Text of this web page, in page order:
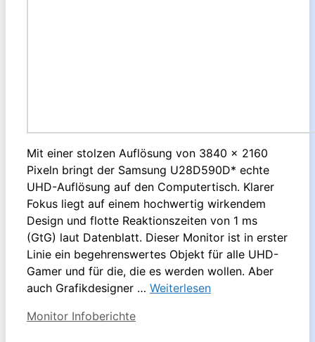
Mit einer stolzen Auflösung von 3840 x 2160
Pixeln bringt der Samsung U28D590D* echte
UHD-Auflösung auf den Computertisch. Klarer
Fokus liegt auf einem hochwertig wirkendem
Design und flotte Reaktionszeiten von 1 ms
(GtG) laut Datenblatt. Dieser Monitor ist in erster
Linie ein begehrenswertes Objekt für alle UHD-
Gamer und für die, die es werden wollen. Aber
auch Grafikdesigner … Weiterlesen
Kategorien
Monitor Infoberichte